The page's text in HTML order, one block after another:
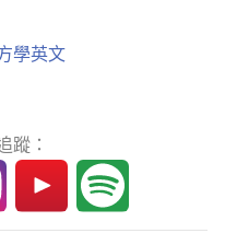
學英文
蹤：